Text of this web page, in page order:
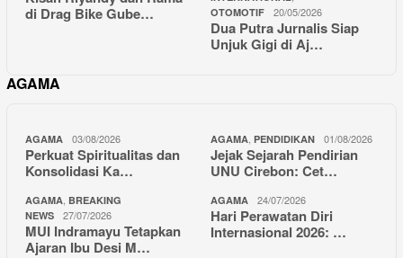
di Drag Bike Gube…
OTOMOTIF 20/05/2026
Dua Putra Jurnalis Siap
Unjuk Gigi di Aj…
AGAMA
AGAMA 03/08/2026
Perkuat Spiritualitas dan
Konsolidasi Ka…
AGAMA PENDIDIKAN 01/08/2026
Jejak Sejarah Pendirian
UNU Cirebon: Cet…
AGAMA BREAKING
NEWS
27/07/2026
MUI Indramayu Tetapkan
Ajaran Ibu Desi M…
AGAMA 24/07/2026
Hari Perawatan Diri
Internasional 2026: …